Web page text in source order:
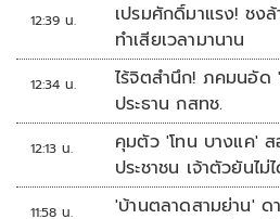
12:39 น.
เปรมศักดิ์มาแรง! ชง
ทำเสียเวลามานาน
12:34 น.
ไร้จิตสำนึก! ภคมนอั
ประธาน กสทช.
12:13 น.
คุมตัว 'โทน บางแค'
ประชาชน เจ้าตัวยันไ
11:58 น.
'บ้านตลาดสามย่าน' ด